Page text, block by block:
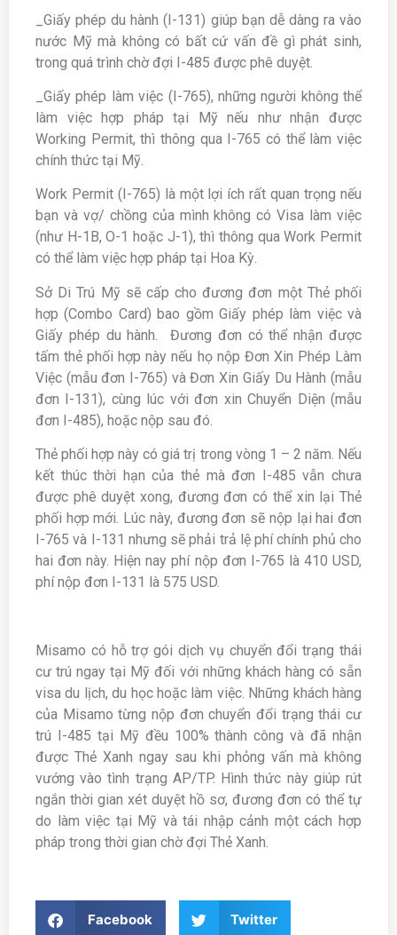
_Giấy phép du hành (I-131) giúp bạn dễ dàng ra vào
nước Mỹ mà không có bất cứ vấn đề gì phát sinh,
trong quá trình chờ đợi I-485 được phê duyệt.
_Giấy phép làm việc (I-765), những người không thể
làm việc hợp pháp tại Mỹ nếu như nhận được
Working Permit, thì thông qua I-765 có thể làm việc
chính thức tại Mỹ.
Work Permit (I-765) là một lợi ích rất quan trọng nếu
bạn và vợ/ chồng của mình không có Visa làm việc
(như H-1B, O-1 hoặc J-1), thì thông qua Work Permit
có thể làm việc hợp pháp tại Hoa Kỳ.
Sở Di Trú Mỹ sẽ cấp cho đương đơn một Thẻ phối
hợp (Combo Card) bao gồm Giấy phép làm việc và
Giấy phép du hành. Đương đơn có thể nhận được
tấm thẻ phối hợp này nếu họ nộp Đơn Xin Phép Làm
Việc (mẫu đơn I-765) và Đơn Xin Giấy Du Hành (mẫu
đơn I-131), cùng lúc với đơn xin Chuyển Diện (mẫu
đơn I-485), hoặc nộp sau đó.
Thẻ phối hợp này có giá trị trong vòng 1 – 2 năm. Nếu
kết thúc thời hạn của thẻ mà đơn I-485 vẫn chưa
được phê duyệt xong, đương đơn có thể xin lại Thẻ
phối hợp mới. Lúc này, đương đơn sẽ nộp lại hai đơn
I-765 và I-131 nhưng sẽ phải trả lệ phí chính phủ cho
hai đơn này. Hiện nay phí nộp đơn I-765 là 410 USD,
phí nộp đơn I-131 là 575 USD.
Misamo có hỗ trợ gói dịch vụ chuyển đổi trạng thái
cư trú ngay tại Mỹ đối với những khách hàng có sẵn
visa du lịch, du học hoặc làm việc. Những khách hàng
của Misamo từng nộp đơn chuyển đổi trạng thái cư
trú I-485 tại Mỹ đều 100% thành công và đã nhận
được Thẻ Xanh ngay sau khi phỏng vấn mà không
vướng vào tình trạng AP/TP. Hình thức này giúp rút
ngắn thời gian xét duyệt hồ sơ, đương đơn có thể tự
do làm việc tại Mỹ và tái nhập cảnh một cách hợp
pháp trong thời gian chờ đợi Thẻ Xanh.
Facebook Twitter